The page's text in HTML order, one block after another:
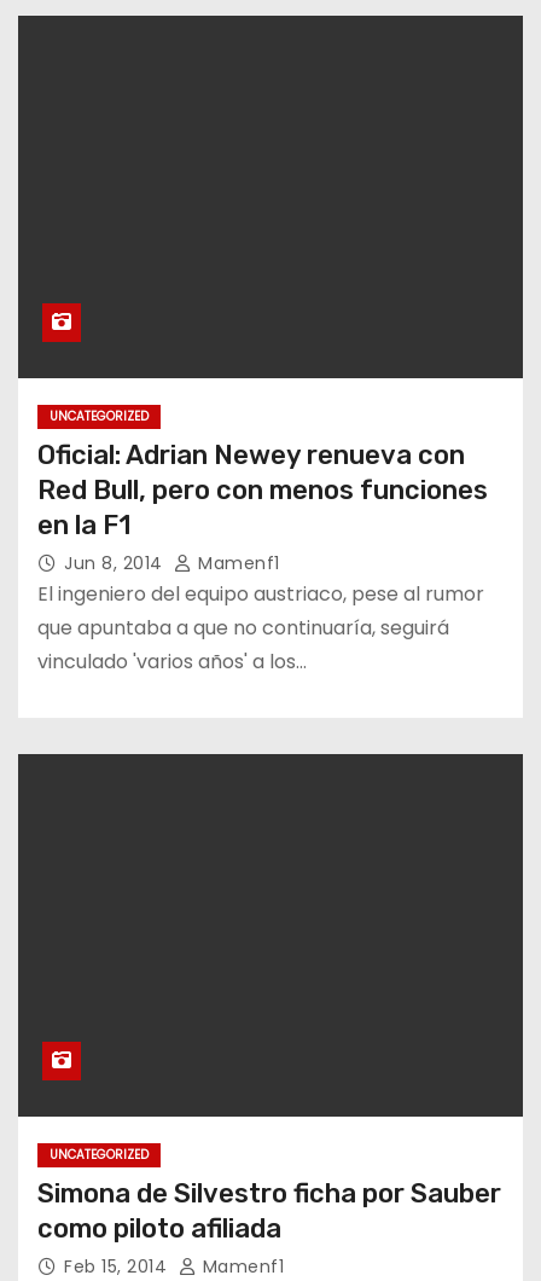
UNCATEGORIZED
Oficial: Adrian Newey renueva con
Red Bull, pero con menos funciones
en la F1
Jun 8, 2014 Mamenf1
El ingeniero del equipo austriaco, pese al rumor
que apuntaba a que no continuaría, seguirá
vinculado 'varios años' a los…
UNCATEGORIZED
Simona de Silvestro ficha por Sauber
como piloto afiliada
Feb 15, 2014 Mamenf1